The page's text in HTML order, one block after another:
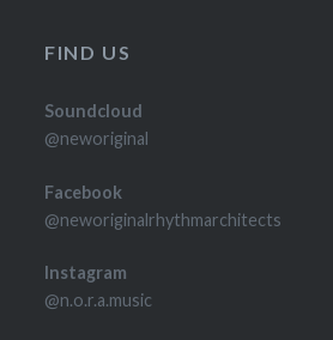
FIND US
Soundcloud
@neworiginal
Facebook
@neworiginalrhythmarchitects
Instagram
@n.o.r.a.music